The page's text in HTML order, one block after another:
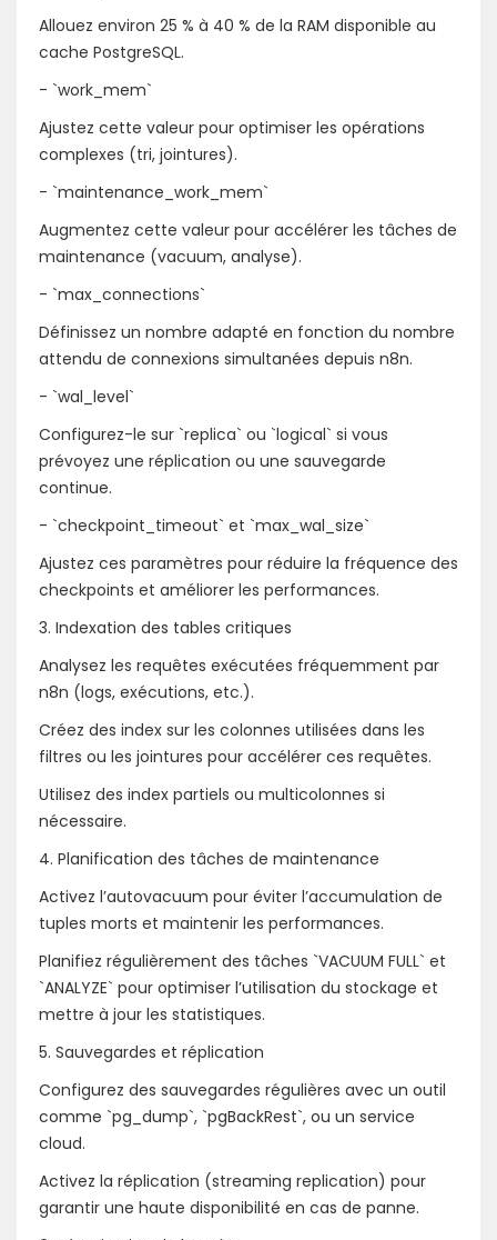
Allouez environ 25 % à 40 % de la RAM disponible au
cache PostgreSQL.
- `work_mem`
Ajustez cette valeur pour optimiser les opérations
complexes (tri, jointures).
- `maintenance_work_mem`
Augmentez cette valeur pour accélérer les tâches de
maintenance (vacuum, analyse).
- `max_connections`
Définissez un nombre adapté en fonction du nombre
attendu de connexions simultanées depuis n8n.
- `wal_level`
Configurez-le sur `replica` ou `logical` si vous
prévoyez une réplication ou une sauvegarde
continue.
- `checkpoint_timeout` et `max_wal_size`
Ajustez ces paramètres pour réduire la fréquence des
checkpoints et améliorer les performances.
3. Indexation des tables critiques
Analysez les requêtes exécutées fréquemment par
n8n (logs, exécutions, etc.).
Créez des index sur les colonnes utilisées dans les
filtres ou les jointures pour accélérer ces requêtes.
Utilisez des index partiels ou multicolonnes si
nécessaire.
4. Planification des tâches de maintenance
Activez l’autovacuum pour éviter l’accumulation de
tuples morts et maintenir les performances.
Planifiez régulièrement des tâches `VACUUM FULL` et
`ANALYZE` pour optimiser l’utilisation du stockage et
mettre à jour les statistiques.
5. Sauvegardes et réplication
Configurez des sauvegardes régulières avec un outil
comme `pg_dump`, `pgBackRest`, ou un service
cloud.
Activez la réplication (streaming replication) pour
garantir une haute disponibilité en cas de panne.